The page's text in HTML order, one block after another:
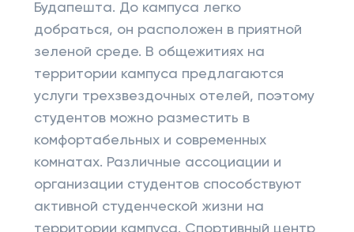
Будапешта. До кампуса легко
добраться, он расположен в приятной
зеленой среде. В общежитиях на
территории кампуса предлагаются
услуги трехзвездочных отелей, поэтому
студентов можно разместить в
комфортабельных и современных
комнатах. Различные ассоциации и
организации студентов способствуют
активной студенческой жизни на
территории кампуса. Спортивный центр